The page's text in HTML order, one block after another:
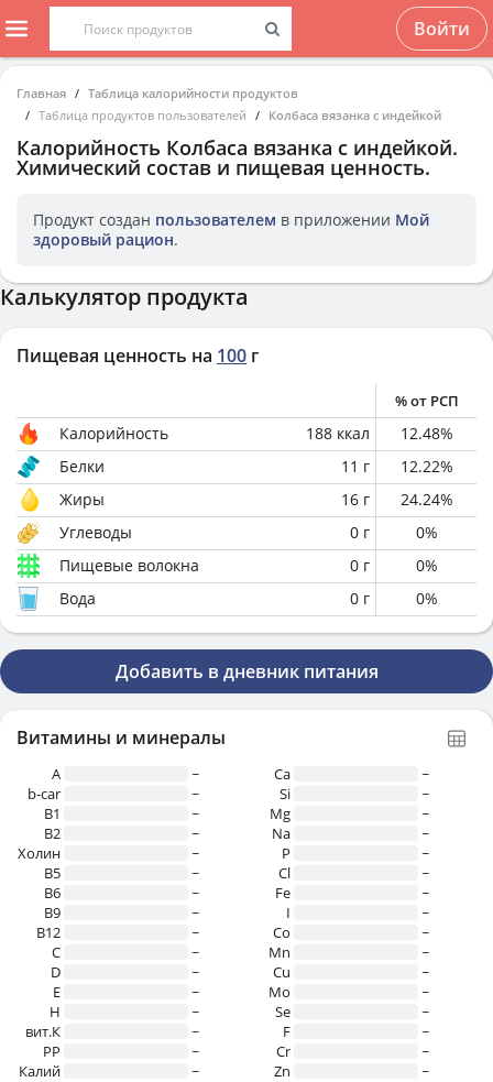
Войти
Главная
Таблица калорийности продуктов
Таблица продуктов пользователей
Колбаса вязанка с индейкой
Калорийность Колбаса вязанка с индейкой.
Химический состав и пищевая ценность.
Продукт создан пользователем в приложении Мой
здоровый рацион.
Калькулятор продукта
Пищевая ценность на 100 г
% от РСП
Калорийность 188 ккал 12.48%
Белки
11 г 12.22%
Жиры
16 г 24.24%
Углеводы
0 г 0%
Пищевые волокна
0 г 0%
Вода
0 г 0%
Добавить в дневник питания
Витамины и минералы
A
~
b-car
~
В1
~
B2
~
Холин
~
B5
~
B6
~
B9
~
B12
~
C
~
D
~
E
~
H
~
вит.К
~
PP
~
Калий
~
Ca
~
Si
~
Mg
~
Na
~
P
~
Cl
~
Fe
~
I
~
Co
~
Mn
~
Cu
~
Mo
~
Se
~
F
~
Cr
~
Zn
~